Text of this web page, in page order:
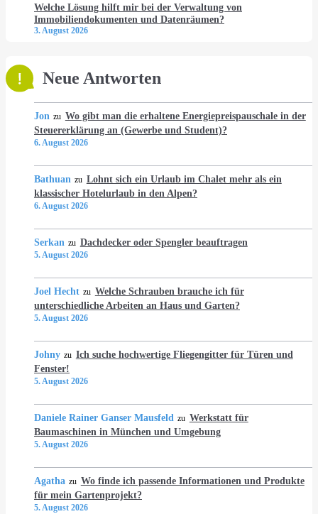
Welche Lösung hilft mir bei der Verwaltung von
Immobiliendokumenten und Datenräumen?
3. August 2026
Neue Antworten
Jon zu Wo gibt man die erhaltene Energiepreispauschale in der
Steuererklärung an (Gewerbe und Student)?
6. August 2026
Bathuan zu Lohnt sich ein Urlaub im Chalet mehr als ein
klassischer Hotelurlaub in den Alpen?
6. August 2026
Serkan zu Dachdecker oder Spengler beauftragen
5. August 2026
Joel Hecht zu Welche Schrauben brauche ich für
unterschiedliche Arbeiten an Haus und Garten?
5. August 2026
Johny zu Ich suche hochwertige Fliegengitter für Türen und
Fenster!
5. August 2026
Daniele Rainer Ganser Mausfeld zu Werkstatt für
Baumaschinen in München und Umgebung
5. August 2026
Agatha zu Wo finde ich passende Informationen und Produkte
für mein Gartenprojekt?
5. August 2026